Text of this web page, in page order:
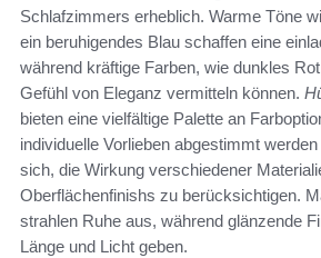
Schlafzimmers erheblich. Warme Töne
ein beruhigendes Blau schaffen eine
während kräftige Farben, wie dunkles
Gefühl von Eleganz vermitteln können.
bieten eine vielfältige Palette an
individuelle Vorlieben abgestimmt
sich, die Wirkung verschiedener
Oberflächenfinishs zu berücksichtigen.
strahlen Ruhe aus, während glänzende
Länge und Licht geben.